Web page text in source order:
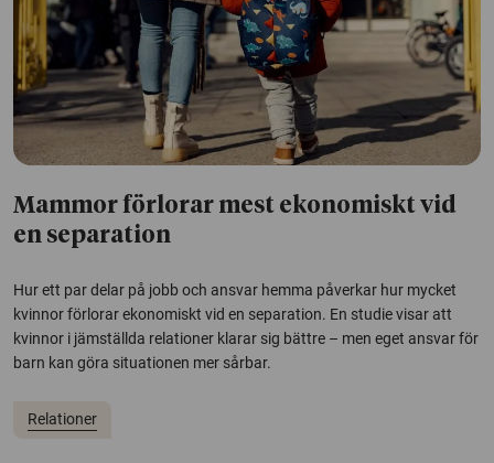
Mammor förlorar mest ekonomiskt vid
en separation
Hur ett par delar på jobb och ansvar hemma påverkar hur mycket
kvinnor förlorar ekonomiskt vid en separation. En studie visar att
kvinnor i jämställda relationer klarar sig bättre – men eget ansvar för
barn kan göra situationen mer sårbar.
Relationer